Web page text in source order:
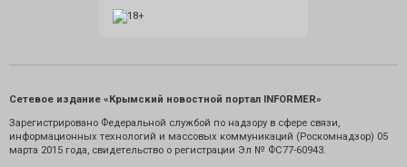
Сетевое издание «Крымский новостной портал INFORMER»
Зарегистрировано Федеральной службой по надзору в сфере связи,
информационных технологий и массовых коммуникаций (Роскомнадзор) 05
марта 2015 года, свидетельство о регистрации Эл № ФС77-60943.